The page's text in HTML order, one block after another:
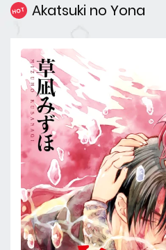
HOT Akatsuki no Yona